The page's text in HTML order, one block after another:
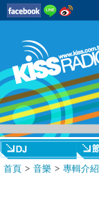
首頁 > 音樂 > 專輯介紹